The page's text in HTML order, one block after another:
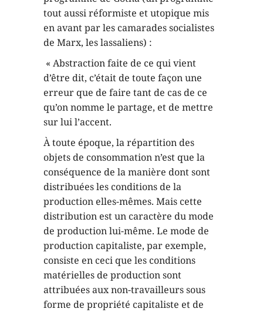
tout aussi réformiste et utopique mis
en avant par les camarades socialistes
de Marx, les lassaliens) :
« Abstraction faite de ce qui vient
d’être dit, c’était de toute façon une
erreur que de faire tant de cas de ce
qu’on nomme le partage, et de mettre
sur lui l’accent.
À toute époque, la répartition des
objets de consommation n’est que la
conséquence de la manière dont sont
distribuées les conditions de la
production elles-mêmes. Mais cette
distribution est un caractère du mode
de production lui-même. Le mode de
production capitaliste, par exemple,
consiste en ceci que les conditions
matérielles de production sont
attribuées aux non-travailleurs sous
forme de propriété capitaliste et de